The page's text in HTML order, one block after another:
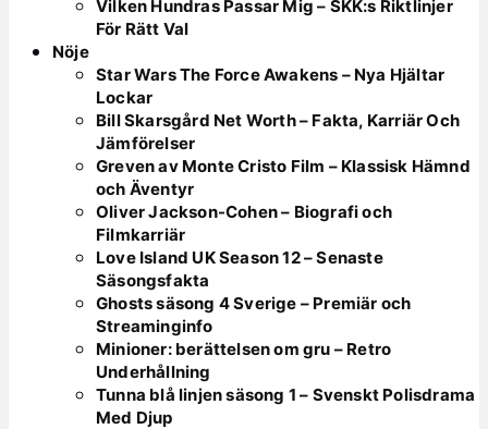
Vilken Hundras Passar Mig – SKK:s Riktlinjer
För Rätt Val
Nöje
Star Wars The Force Awakens – Nya Hjältar
Lockar
Bill Skarsgård Net Worth – Fakta, Karriär Och
Jämförelser
Greven av Monte Cristo Film – Klassisk Hämnd
och Äventyr
Oliver Jackson-Cohen – Biografi och
Filmkarriär
Love Island UK Season 12 – Senaste
Säsongsfakta
Ghosts säsong 4 Sverige – Premiär och
Streaminginfo
Minioner: berättelsen om gru – Retro
Underhållning
Tunna blå linjen säsong 1 – Svenskt Polisdrama
Med Djup